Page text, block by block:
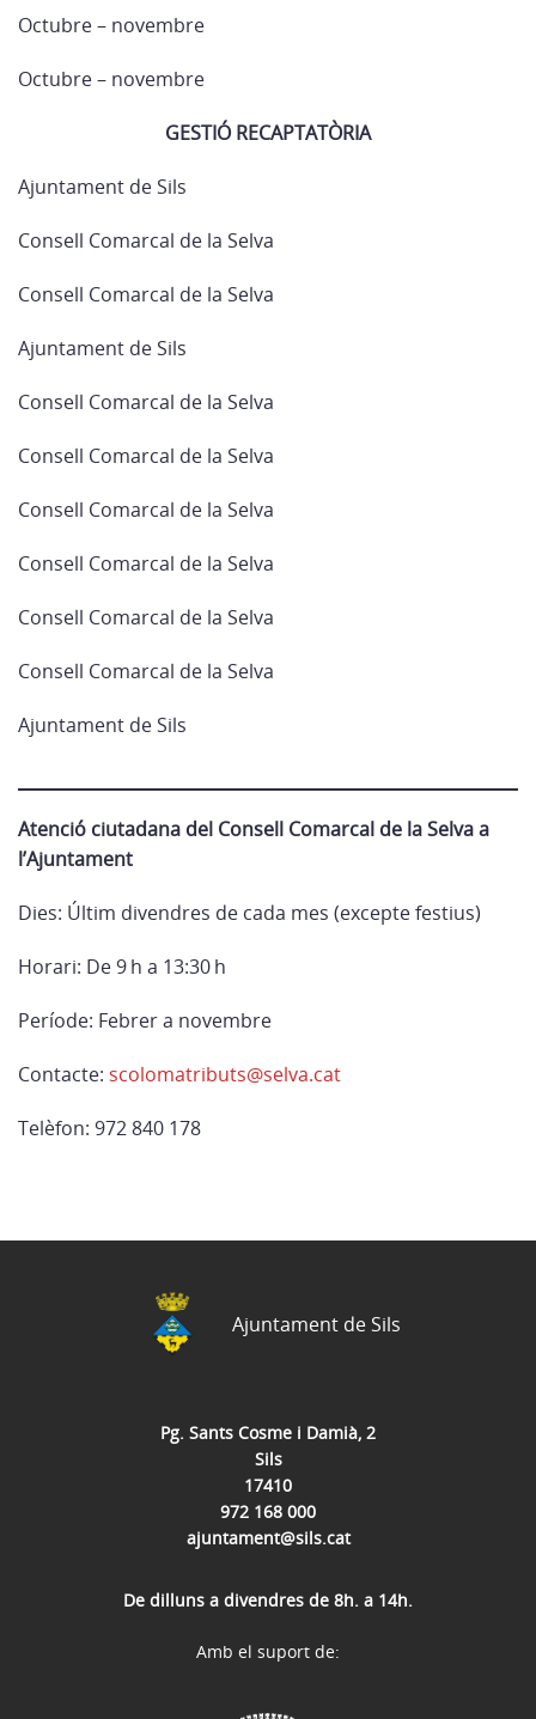
Octubre – novembre
Octubre – novembre
GESTIÓ RECAPTATÒRIA
Ajuntament de Sils
Consell Comarcal de la Selva
Consell Comarcal de la Selva
Ajuntament de Sils
Consell Comarcal de la Selva
Consell Comarcal de la Selva
Consell Comarcal de la Selva
Consell Comarcal de la Selva
Consell Comarcal de la Selva
Consell Comarcal de la Selva
Ajuntament de Sils
Atenció ciutadana del Consell Comarcal de la Selva a
l’Ajuntament
Dies: Últim divendres de cada mes (excepte festius)
Horari: De 9 h a 13:30 h
Període: Febrer a novembre
Contacte: scolomatributs@selva.cat
Telèfon: 972 840 178
Pg. Sants Cosme i Damià, 2
Sils
17410
972 168 000
ajuntament@sils.cat
De dilluns a divendres de 8h. a 14h.
Ajuntament de Sils
Amb el suport de: